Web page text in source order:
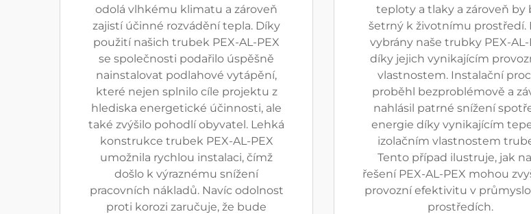
odolá vlhkému klimatu a zároveň
zajistí účinné rozvádění tepla. Díky
použití našich trubek PEX-AL-PEX
se společnosti podařilo úspěšně
nainstalovat podlahové vytápění,
které nejen splnilo cíle projektu z
hlediska energetické účinnosti, ale
také zvýšilo pohodlí obyvatel. Lehká
konstrukce trubek PEX-AL-PEX
umožnila rychlou instalaci, čímž
došlo k výraznému snížení
pracovních nákladů. Navíc odolnost
proti korozi zaručuje, že bude
teploty a tlaky a zároveň by
šetrný k životnímu prostředí.
vybrány naše trubky PEX-AL-
díky jejich vynikajícím
vlastnostem. Instalační
proběhl bezproblémově a
nahlásil patrné snížení
energie díky vynikajícím
izolačním vlastnostem
Tento případ ilustruje, jak
řešení PEX-AL-PEX mohou
provozní efektivitu v
prostředích.